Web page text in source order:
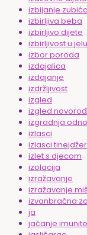
izbijanje zubića
izbirljiva beba
izbirljivo dijete
izbirljivost u jelu
izbor poroda
izdajalica
izdajanje
izdržljivost
izgled
izgled
izgradnja
izlasci
izlasci
izlet s djecom
izolacija
izražavanje
izražavanje
izvanbračna
ja
jačanje